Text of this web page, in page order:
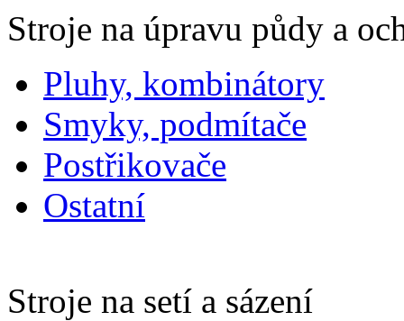
Stroje na úpravu půdy a
Pluhy, kombinátory
Smyky, podmítače
Postřikovače
Ostatní
Stroje na setí a sázení